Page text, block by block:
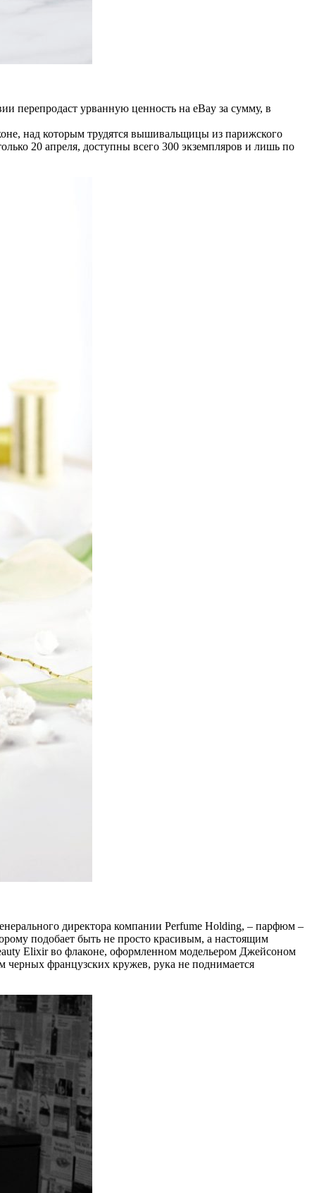
перепродаст урванную ценность на eBay за сумму, в
над которым трудятся вышивальщицы из парижского
20 апреля, доступны всего 300 экземпляров и лишь по
директора компании Perfume Holding, – парфюм –
подобает быть не просто красивым, а настоящим
Elixir во флаконе, оформленном модельером Джейсоном
черных французских кружев, рука не поднимается